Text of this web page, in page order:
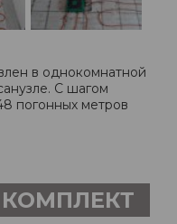
в однокомнатной
С шагом
погонных метров